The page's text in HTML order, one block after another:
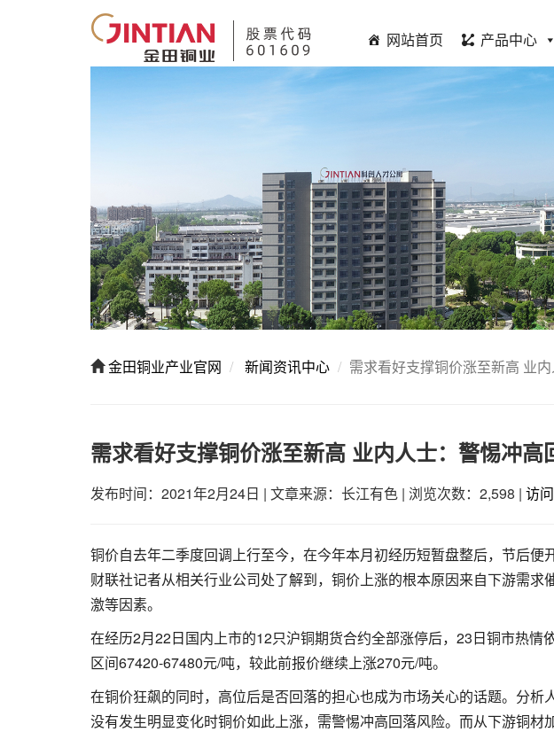
网站首页 产品中心
金田铜业产业官网 新闻资讯中心 需求看好支撑铜价涨至新高 业
需求看好支撑铜价涨至新高 业内人士：警惕冲高
发布时间：2021年2月24日 | 文章来源：长江有色 | 浏览次数：2,598 | 访
铜价自去年二季度回调上行至今，在今年本月初经历短暂盘整后，节后
财联社记者从相关行业公司处了解到，铜价上涨的根本原因来自下游需
激等因素。
在经历2月22日国内上市的12只沪铜期货合约全部涨停后，23日铜市热情
区间67420-67480元/吨，较此前报价继续上涨270元/吨。
在铜价狂飙的同时，高位后是否回落的担心也成为市场关心的话题。分
没有发生明显变化时铜价如此上涨，需警惕冲高回落风险。而从下游铜